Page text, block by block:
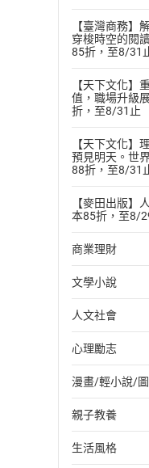
【臺灣商務】
穿梭時空的閱
85折，至8/31
【天下文化】
值，職場升級
折，至8/31止
【天下文化】
預見明天。世
88折，至8/31
【麥田出版】
本85折，至8/
商業理財
投資理財
經濟/趨勢
財務/金融
管理/領導
職場工作術
成功法
文學小說
歐美文學
日本文學
韓國文學
華文文學
經典文學
人文社會
國際關係
政治
社會科學
台灣/中國歷
心理勵志
心靈成長/情
人際關係
兩性關係
漫畫/輕小說/
輕小說
奇幻/科幻
親子教養
教育現場
生活風格